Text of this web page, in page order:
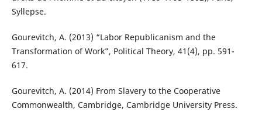
Syllepse.
Gourevitch, A. (2013) “Labor Republicanism and the
Transformation of Work”, Political Theory, 41(4), pp. 591-
617.
Gourevitch, A. (2014) From Slavery to the Cooperative
Commonwealth, Cambridge, Cambridge University Press.